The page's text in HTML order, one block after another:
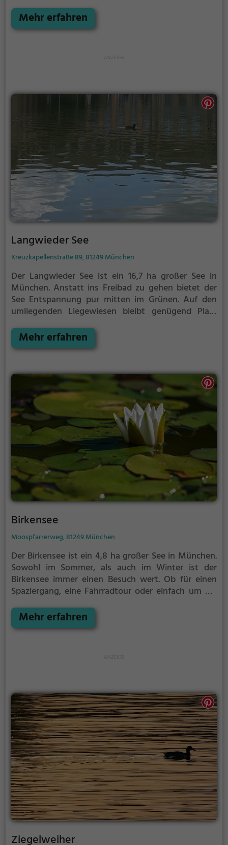
zahlreiche Möglichkeiten für Freizeitaktivitäten.
Mehr erfahren
Langwieder See
Kreuzkapellenstraße 89, 81249 München
Der Langwieder See ist ein 16,7 ha großer See in
München. Anstatt ins Freibad zu gehen bietet der
See Entspannung pur mitten im Grünen. Auf den
umliegenden Liegewiesen bleibt genügend Platz
September ist der Langwieder See ein beliebtes
Ausflugsziel. Egal ob für Familien, Freunde oder
Tage.
Mehr erfahren
Birkensee
Moospfarrerweg, 81249 München
Der Birkensee ist ein 4,8 ha großer See in München.
Sowohl im Sommer, als auch im Winter ist der
Birkensee immer einen Besuch wert. Ob für einen
Spaziergang, eine Fahrradtour oder einfach um die
Möglichkeiten für Freizeitaktivitäten.
Mehr erfahren
Ziegelweiher